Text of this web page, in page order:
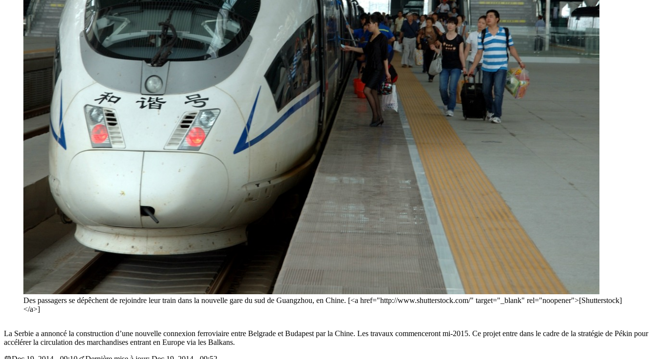
Des passagers se dépêchent de rejoindre leur train dans la nouvelle gare du sud de Guangzhou, en Chine. [<a href="http://www.shutterstock.com/" target="_blank" rel="noopener">[Shutterstock]
</a>]
La Serbie a annoncé la construction d’une nouvelle connexion ferroviaire entre Belgrade et Budapest par la Chine. Les travaux commenceront mi-2015. Ce projet entre dans le cadre de la stratégie de Pékin pour
accélérer la circulation des marchandises entrant en Europe via les Balkans.